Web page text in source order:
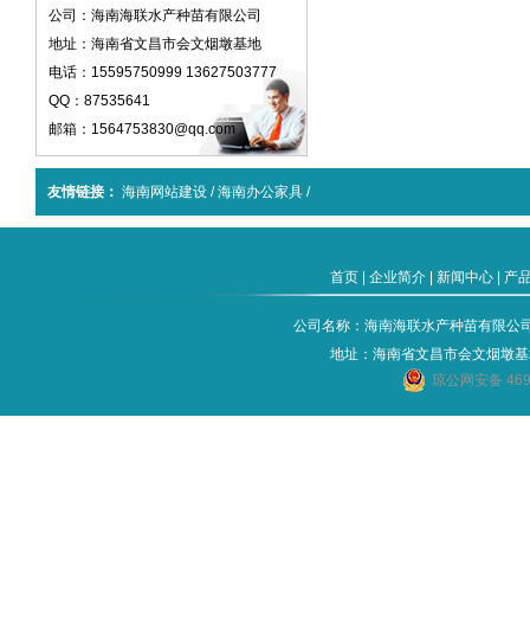
公司：海南海联水产种苗有限公司
地址：海南省文昌市会文烟墩基地
电话：15595750999 13627503777
QQ：87535641
邮箱：1564753830@qq.com
友情链接： 海南网站建设/海南办公家具/
首页| 企业简介| 新闻中心| 产
公司名称：海南海联水产种苗有限
地址：海南省文昌市会文烟墩
琼公网安备